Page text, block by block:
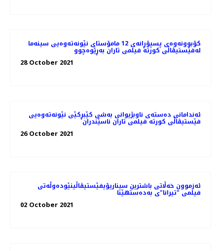
کۆبوونه‌وه‌ی پسپۆڕانه‌ی 12 مامۆستای نێونه‌ته‌وه‌یی سینه‌ما
له‌فێستیڤاڵی کورته‌ فیلمی تاران به‌ڕێوه‌چوو
28 October 2021
ئه‌ندامانی ده‌سته‌ی ناوبژیوانی به‌شی کێبڕکێی نێونه‌ته‌وه‌یی
فێستیڤاڵی کورته‌ فیلمی تاران ناسێندران
26 October 2021
ئەزموون خەڵاتی باشترین سیناریۆیفێستیڤاڵینێوده‌وڵه‌تی
فیلمی "تیرانا"ی به‌ده‌ستهێنا
02 October 2021